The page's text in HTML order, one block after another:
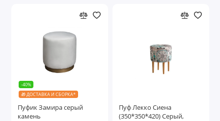
-40%
🎁 ДОСТАВКА И СБОРКА*
Пуфик Замира серый
камень
Пуф Лекко Сиена
(350*350*420) Серый,